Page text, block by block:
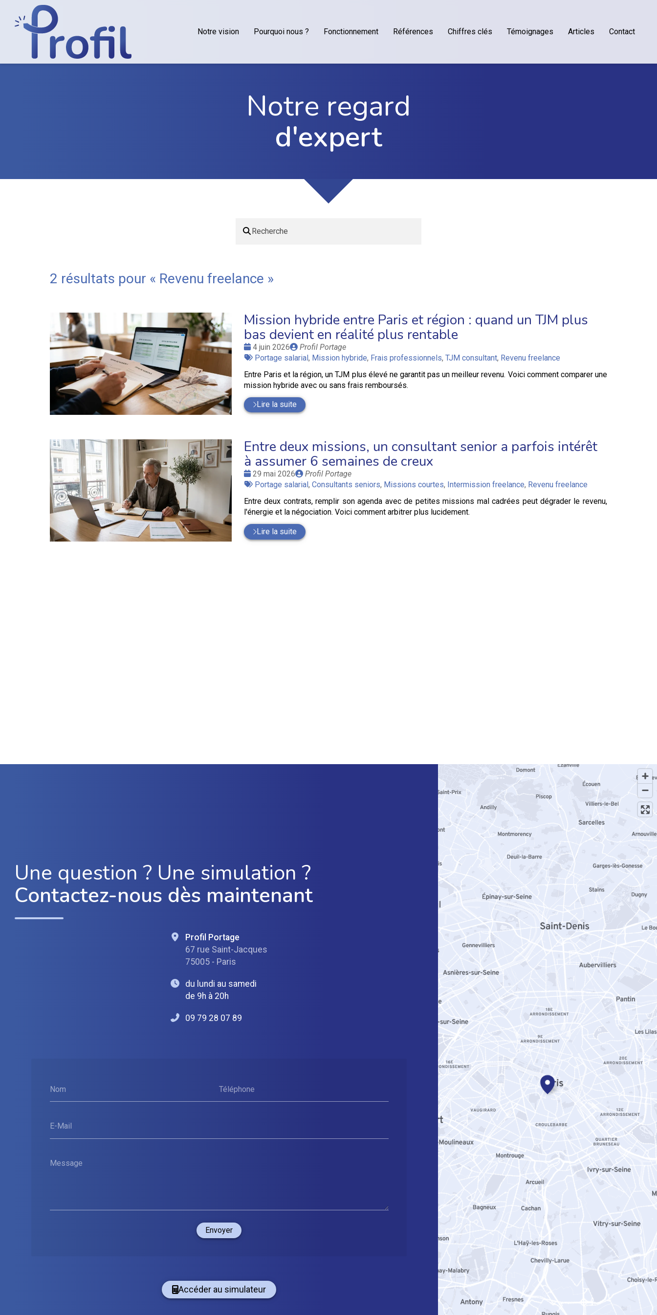
Notre vision Pourquoi nous ? Fonctionnement Références Chiffres clés Témoignages Articles Contact
Notre regard
d'expert
2 résultats pour « Revenu freelance »
Mission hybride entre Paris et région : quand un TJM plus
bas devient en réalité plus rentable
Date
:
4 juin 2026
Publié
par
Profil Portage
Tags
Portage salarial, Mission hybride, Frais professionnels, TJM consultant, Revenu freelance
Entre Paris et la région, un TJM plus élevé ne garantit pas un meilleur revenu. Voici comment comparer une
mission hybride avec ou sans frais remboursés.
Lire la suite
Entre deux missions, un consultant senior a parfois intérêt
à assumer 6 semaines de creux
Date
:
29 mai 2026
Publié
par
Profil Portage
Tags
Portage salarial, Consultants seniors, Missions courtes, Intermission freelance, Revenu freelance
Entre deux contrats, remplir son agenda avec de petites missions mal cadrées peut dégrader le revenu,
l'énergie et la négociation. Voici comment arbitrer plus lucidement.
Lire la suite
Une question ? Une simulation ?
Contactez-nous dès maintenant
Nom Téléphone
E-Mail
Message
Envoyer
Profil Portage
67 rue Saint-Jacques
75005 - Paris
du lundi au samedi
de 9h à 20h
09 79 28 07 89
Accéder au simulateur